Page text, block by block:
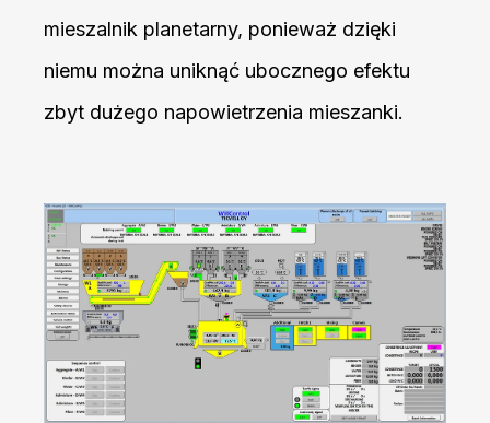
mieszalnik planetarny, ponieważ dzięki
niemu można uniknąć ubocznego efektu
zbyt dużego napowietrzenia mieszanki.